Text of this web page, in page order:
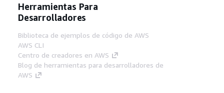
Herramientas Para
Desarrolladores
Biblioteca de ejemplos de código de AWS
AWS CLI
Centro de creadores en AWS
Blog de herramientas para desarrolladores de
AWS